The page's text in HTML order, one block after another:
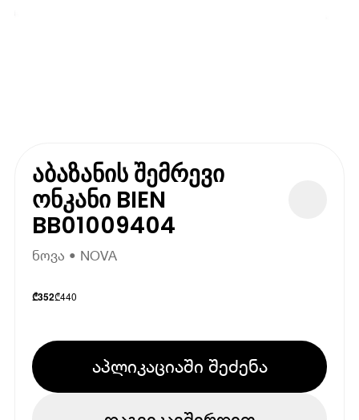
აბაზანის შემრევი
ონკანი BIEN
BB01009404
ნოვა • NOVA
₾352₾440
აპლიკაციაში შეძენა